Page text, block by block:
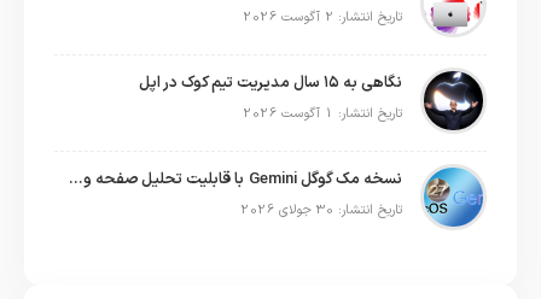
تاریخ انتشار: 2 آگوست 2026
نگاهی به ۱۵ سال مدیریت تیم کوک در اپل
تاریخ انتشار: 1 آگوست 2026
نسخه مک گوگل Gemini با قابلیت تحلیل صفحه و دستورات صوتی در به‌روزرسانی جدید
تاریخ انتشار: 30 جولای 2026